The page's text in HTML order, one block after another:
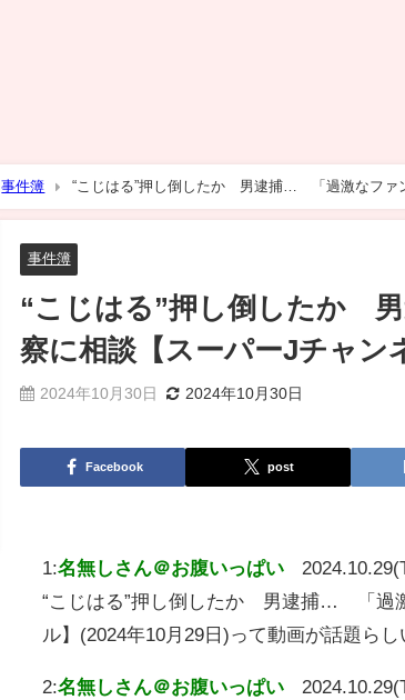
事件簿 “こじはる”押し倒したか 男逮捕… 「過激なファ
事件簿
“こじはる”押し倒したか
察に相談【スーパーJチャン
2024年10月30日 2024年10月30日
Facebook post
1:名無しさん＠お腹いっぱい
“こじはる”押し倒したか 男逮捕… 「過
ル】(2024年10月29日)って動画が話題らし
2:名無しさん＠お腹いっぱい